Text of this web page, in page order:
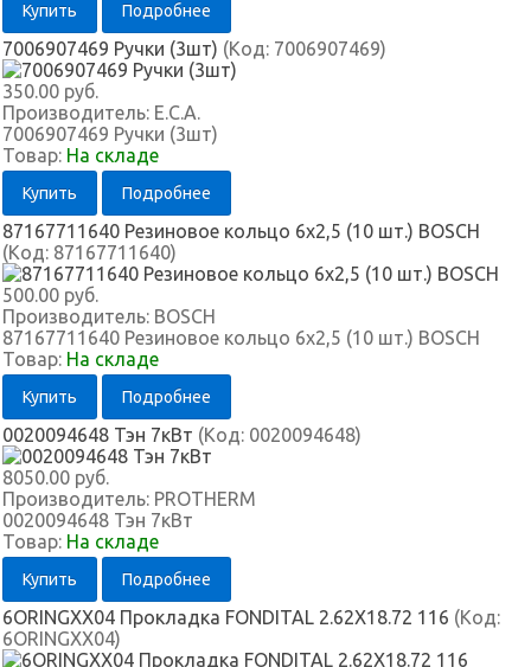
Купить Подробнее
7006907469 Ручки (3шт) (Код: 7006907469)
350.00 руб.
Производитель: E.C.A.
7006907469 Ручки (3шт)
Товар: На складе
Купить Подробнее
87167711640 Резиновое кольцо 6x2,5 (10 шт.) BOSCH
(Код: 87167711640)
500.00 руб.
Производитель: BOSCH
87167711640 Резиновое кольцо 6x2,5 (10 шт.) BOSCH
Товар: На складе
Купить Подробнее
0020094648 Тэн 7кВт (Код: 0020094648)
8050.00 руб.
Производитель: PROTHERM
0020094648 Тэн 7кВт
Товар: На складе
Купить Подробнее
6ORINGXX04 Прокладка FONDITAL 2.62X18.72 116 (Код:
6ORINGXX04)